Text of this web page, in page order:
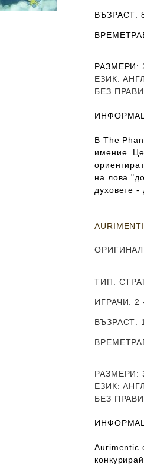
ВЪЗРАСТ:
РАЗМЕРИ:
ЕЗИК:
БЕЗ
В The
имение.
на лова
духовете -
ТИП:
ИГРАЧИ: 2
ВЪЗРАСТ:
РАЗМЕРИ:
ЕЗИК:
БЕЗ
Aurimentic